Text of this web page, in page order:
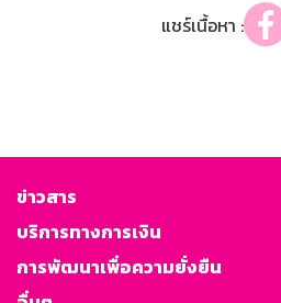
แชร์เนื้อหา :
ข่าวสาร
บริการทางการเงิน
การพัฒนาเพื่อความยั่งยืน